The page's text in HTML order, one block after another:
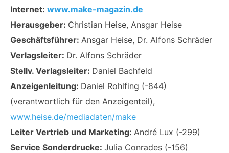
Internet: www.make-magazin.de
Herausgeber: Christian Heise, Ansgar Heise
Geschäftsführer: Ansgar Heise, Dr. Alfons Schräder
Verlagsleiter: Dr. Alfons Schräder
Stellv. Verlagsleiter: Daniel Bachfeld
Anzeigenleitung: Daniel Rohlfing (-844)
(verantwortlich für den Anzeigenteil),
www.heise.de/mediadaten/make
Leiter Vertrieb und Marketing: André Lux (-299)
Service Sonderdrucke: Julia Conrades (-156)